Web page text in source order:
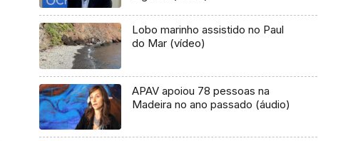
Lobo marinho assistido no Paul
do Mar (vídeo)
APAV apoiou 78 pessoas na
Madeira no ano passado (áudio)